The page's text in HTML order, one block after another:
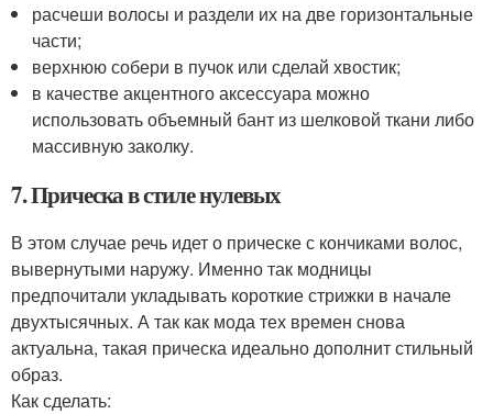
расчеши волосы и раздели их на две горизонтальные
части;
верхнюю собери в пучок или сделай хвостик;
в качестве акцентного аксессуара можно
использовать объемный бант из шелковой ткани либо
массивную заколку.
7. Прическа в стиле нулевых
В этом случае речь идет о прическе с кончиками волос,
вывернутыми наружу. Именно так модницы
предпочитали укладывать короткие стрижки в начале
двухтысячных. А так как мода тех времен снова
актуальна, такая прическа идеально дополнит стильный
образ.
Как сделать: